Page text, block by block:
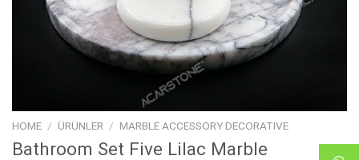
HOME / ÜRÜNLER / MARBLE ACCESSORY DECORATIVE
Bathroom Set Five Lilac Marble